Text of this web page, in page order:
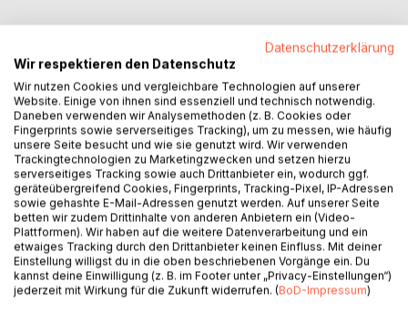
BESCHREIBUNG
Es gehen mehr Menschen hinein, als wieder
herauskommen.
"Erfolg" das Pseudonym für Raffgier.
Ein Lebensabschnittsbericht von Edward Miller.
AUTOR/IN
PRESSESTIMMEN
Datenschutzerklärung
Wir respektieren den Datenschutz
Wir nutzen Cookies und vergleichbare Technologien auf unserer
Website. Einige von ihnen sind essenziell und technisch notwendig.
Daneben verwenden wir Analysemethoden (z. B. Cookies oder
Fingerprints sowie serverseitiges Tracking), um zu messen, wie häufig
unsere Seite besucht und wie sie genutzt wird. Wir verwenden
Trackingtechnologien zu Marketingzwecken und setzen hierzu
serverseitiges Tracking sowie auch Drittanbieter ein, wodurch ggf.
geräteübergreifend Cookies, Fingerprints, Tracking-Pixel, IP-Adressen
sowie gehashte E-Mail-Adressen genutzt werden. Auf unserer Seite
betten wir zudem Drittinhalte von anderen Anbietern ein (Video-
Plattformen). Wir haben auf die weitere Datenverarbeitung und ein
etwaiges Tracking durch den Drittanbieter keinen Einfluss. Mit deiner
Einstellung willigst du in die oben beschriebenen Vorgänge ein. Du
kannst deine Einwilligung (z. B. im Footer unter „Privacy-Einstellungen“)
jederzeit mit Wirkung für die Zukunft widerrufen. (BoD-Impressum)